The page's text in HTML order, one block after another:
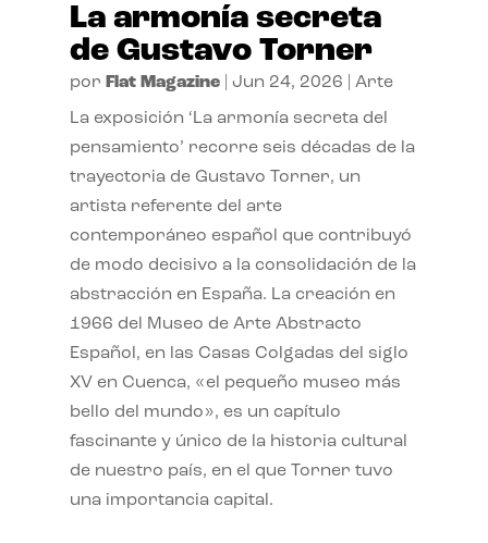
La armonía secreta
de Gustavo Torner
por Flat Magazine| Jun 24, 2026 Arte
La exposición ‘La armonía secreta del
pensamiento’ recorre seis décadas de la
trayectoria de Gustavo Torner, un
artista referente del arte
contemporáneo español que contribuyó
de modo decisivo a la consolidación de la
abstracción en España. La creación en
1966 del Museo de Arte Abstracto
Español, en las Casas Colgadas del siglo
XV en Cuenca, «el pequeño museo más
bello del mundo», es un capítulo
fascinante y único de la historia cultural
de nuestro país, en el que Torner tuvo
una importancia capital.